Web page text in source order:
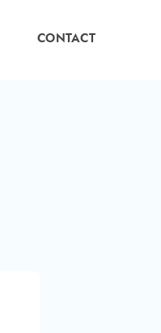
CONTACT